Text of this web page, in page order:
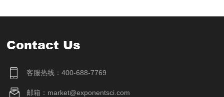
Contact Us
客服热线：400-688-7769
邮箱：market@exponentsci.com